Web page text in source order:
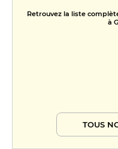
Retrouvez la liste
à
TOUS